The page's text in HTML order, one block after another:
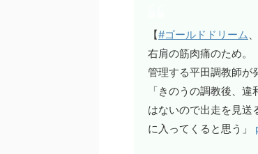
【#ゴールドドリーム、
右肩の筋肉痛のため。
管理する平田調教師が
「きのうの調教後、
はないので出走を見送
に入ってくると思う」